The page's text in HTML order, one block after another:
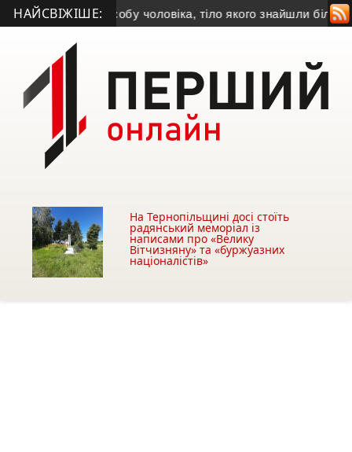
НАЙСВІЖІШЕ:
встановила особу чоловіка, тіло якого знайшли біля АЗС у
На Тернопільщині досі стоїть
радянський меморіал із
написами про «Велику
Вітчизняну» та «буржуазних
націоналістів»